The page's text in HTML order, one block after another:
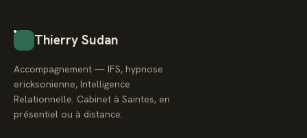
Thierry Sudan
Accompagnement — IFS, hypnose
ericksonienne, Intelligence
Relationnelle. Cabinet à Saintes, en
présentiel ou à distance.